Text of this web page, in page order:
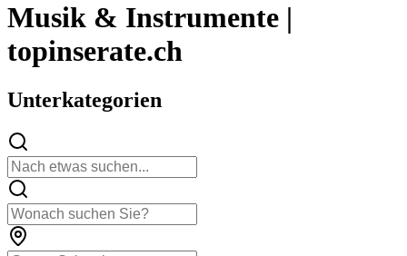
Musik & Instrumente |
topinserate.ch
Unterkategorien